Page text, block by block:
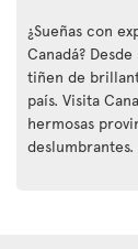
¿Sueñas con
Canadá?
tiñen de
país. Visita
hermosas
deslumbrantes.